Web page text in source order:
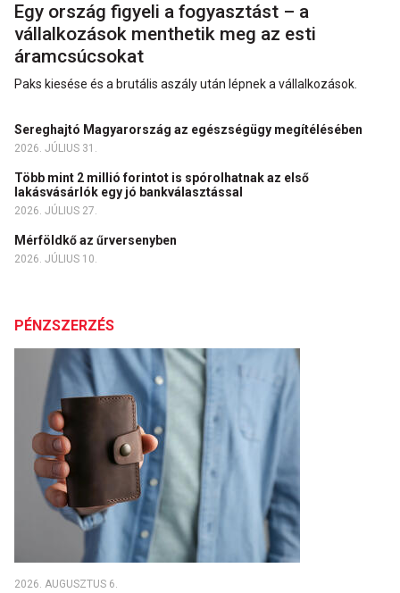
Egy ország figyeli a fogyasztást – a
vállalkozások menthetik meg az esti
áramcsúcsokat
Paks kiesése és a brutális aszály után lépnek a vállalkozások.
Sereghajtó Magyarország az egészségügy megítélésében
2026. JÚLIUS 31.
Több mint 2 millió forintot is spórolhatnak az első
lakásvásárlók egy jó bankválasztással
2026. JÚLIUS 27.
Mérföldkő az űrversenyben
2026. JÚLIUS 10.
PÉNZSZERZÉS
2026. AUGUSZTUS 6.